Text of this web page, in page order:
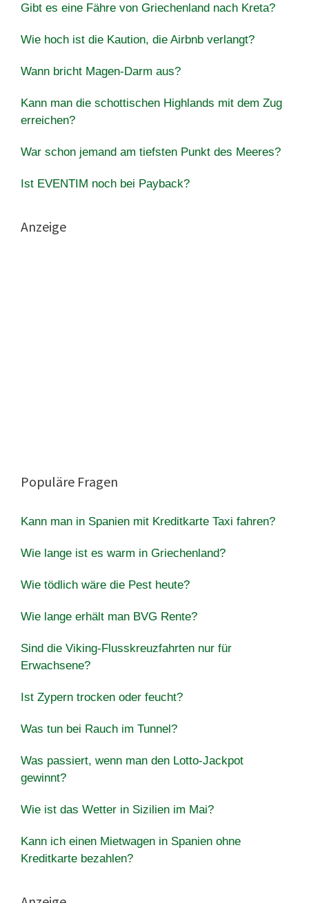
Gibt es eine Fähre von Griechenland nach Kreta?
Wie hoch ist die Kaution, die Airbnb verlangt?
Wann bricht Magen-Darm aus?
Kann man die schottischen Highlands mit dem Zug
erreichen?
War schon jemand am tiefsten Punkt des Meeres?
Ist EVENTIM noch bei Payback?
Anzeige
Populäre Fragen
Kann man in Spanien mit Kreditkarte Taxi fahren?
Wie lange ist es warm in Griechenland?
Wie tödlich wäre die Pest heute?
Wie lange erhält man BVG Rente?
Sind die Viking-Flusskreuzfahrten nur für
Erwachsene?
Ist Zypern trocken oder feucht?
Was tun bei Rauch im Tunnel?
Was passiert, wenn man den Lotto-Jackpot
gewinnt?
Wie ist das Wetter in Sizilien im Mai?
Kann ich einen Mietwagen in Spanien ohne
Kreditkarte bezahlen?